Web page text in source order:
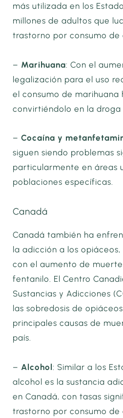
más utilizada en los
millones de adultos que
trastorno por consumo de
– Marihuana: Con el
legalización para el uso
el consumo de marihuana
convirtiéndolo en la droga
–Cocaína y
siguen siendo problemas
particularmente en áreas
poblaciones específicas.
Canadá
Canadá también ha
la adicción a los
con el aumento de
fentanilo. El Centro
Sustancias y Adicciones
las sobredosis de
principales causas de
país.
– Alcohol: Similar a los
alcohol es la sustancia
en Canadá, con tasas
trastorno por consumo de